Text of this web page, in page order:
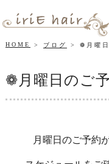
HOME ブログ ❁月曜
❁月曜日のご
月曜日のご予約